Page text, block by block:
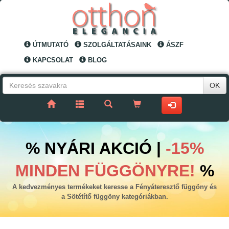
ÚTMUTATÓ SZOLGÁLTATÁSAINK
ÁSZF
KAPCSOLAT
BLOG
OK
% NYÁRI AKCIÓ | -15%
MINDEN FÜGGÖNYRE!%
A kedvezményes termékeket keresse a Fényáteresztő függöny és
a Sötétítő függöny kategóriákban.